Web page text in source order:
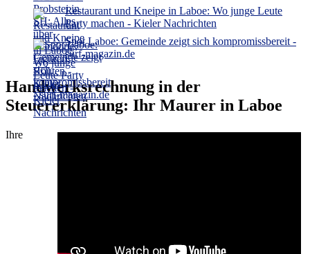
Restaurant und Kneipe in Laboe: Wo junge Leute
Party machen - Kieler Nachrichten
Spot Laboe: Gemeinde zeigt sich kompromissbereit -
surf-magazin.de
Handwerksrechnung in der
Steuererklärung: Ihr Maurer in Laboe
Ihre